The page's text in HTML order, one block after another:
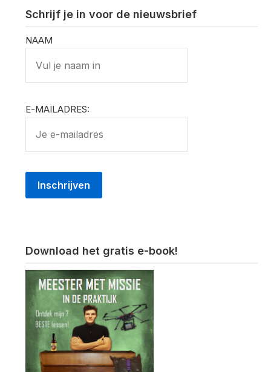
Schrijf je in voor de nieuwsbrief
NAAM
E-MAILADRES:
Download het gratis e-book!